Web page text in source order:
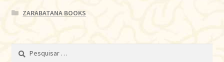
ZARABATANA BOOKS
Pesquisar